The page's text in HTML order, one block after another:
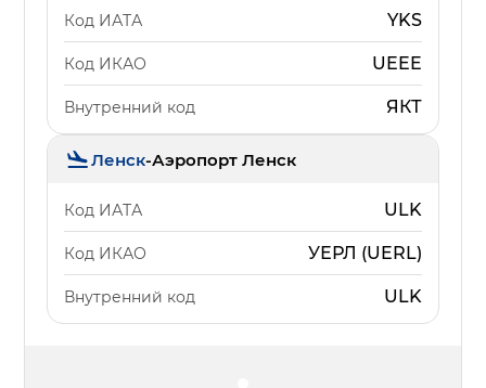
Код ИАТА YKS
Код ИКАО UEEE
Внутренний код ЯКТ
Ленск-Аэропорт Ленск
Код ИАТА ULK
Код ИКАО УЕРЛ (UERL)
Внутренний код ULK